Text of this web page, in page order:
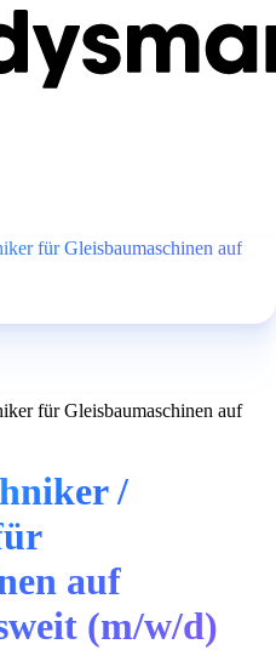
für Gleisbaumaschinen auf
für Gleisbaumaschinen auf
/
auf
(m/w/d)